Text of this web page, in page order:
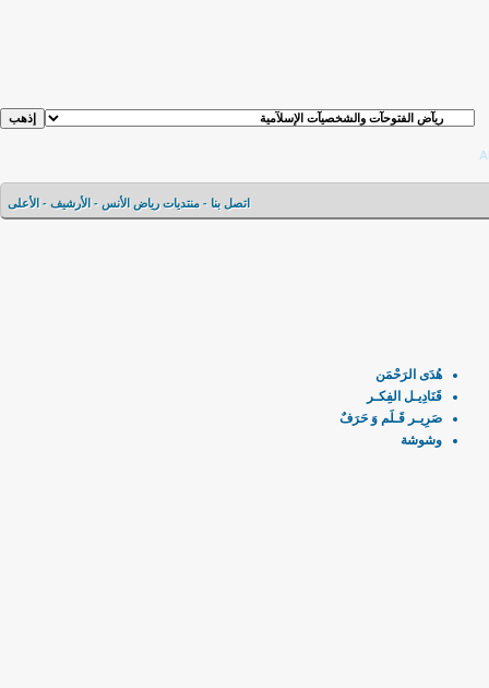
اتصل بنا - منتديات رياض الأنس - الأرشيف - الأعلى
هُدَى الرَحْمَن
قَنَادِيـل الفِكـر
صَرِيـر قَـلَم وَ حَرَفٌ
وشوشة